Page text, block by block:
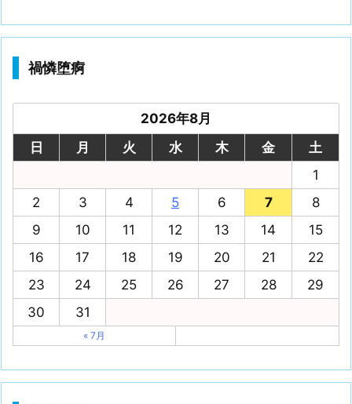
禍憐堕痾
2026年8月
日
月 火 水 木 金
土
1
2
3 4 5 6 7
8
9
10 11 12 13 14
15
16
17 18 19 20 21
22
23
24 25 26 27 28
29
30
31
« 7月